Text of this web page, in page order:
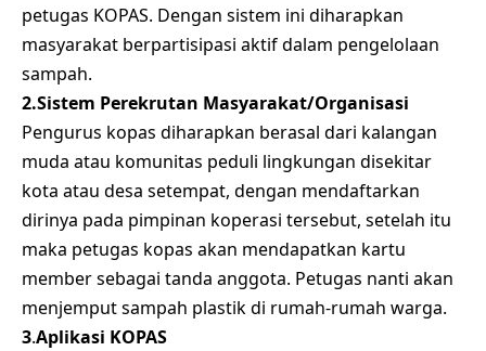
petugas KOPAS. Dengan sistem ini diharapkan
masyarakat berpartisipasi aktif dalam pengelolaan
sampah.
2.Sistem Perekrutan Masyarakat/Organisasi
Pengurus kopas diharapkan berasal dari kalangan
muda atau komunitas peduli lingkungan disekitar
kota atau desa setempat, dengan mendaftarkan
dirinya pada pimpinan koperasi tersebut, setelah itu
maka petugas kopas akan mendapatkan kartu
member sebagai tanda anggota. Petugas nanti akan
menjemput sampah plastik di rumah-rumah warga.
3.Aplikasi KOPAS